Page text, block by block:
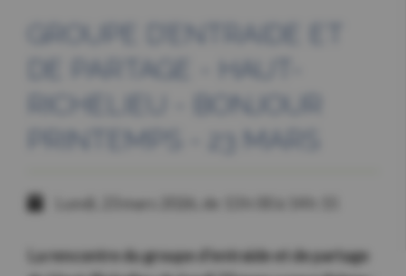
DE PARTAGE - HAUT-
RICHELIEU - BONJOUR
PRINTEMPS - 23 MARS
Lundi, 23 mars 2026, de 13 h 00 à 14 h 15
La rencontre du groupe d’entraide et de partage